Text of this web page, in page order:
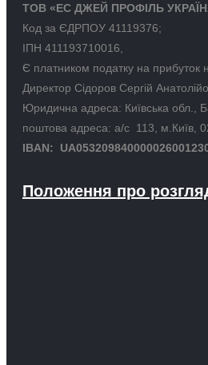
ТОВ «ЕС ДЖЕЙ ПРОФІЛЬ
Код за ЄДРПОУ 41119376;
ІПН 411193710016,
Є платником податку на прибуток
Директор Сідоров Сергій
Юридична адреса: Київська обл.,
поштова адреса: а/с 113, м.Київ,
IBAN:
Положення про